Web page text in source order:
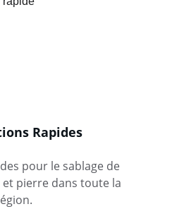
Rapides
pour le sablage de
pierre dans toute la